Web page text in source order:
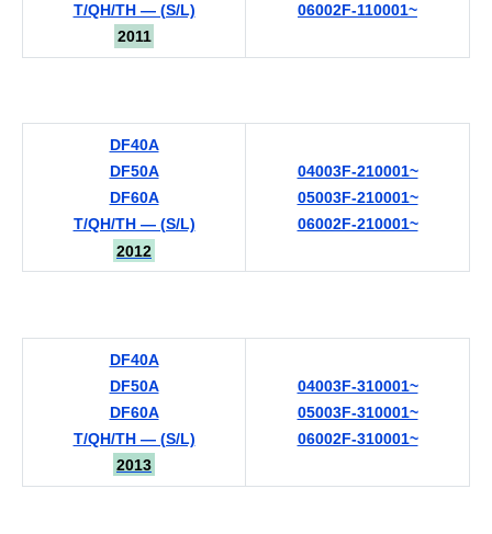
T/QH/TH — (S/L)
2011
06002F-110001~
DF40A
DF50A
DF60A
T/QH/TH — (S/L)
2012
04003F-210001~
05003F-210001~
06002F-210001~
DF40A
DF50A
DF60A
T/QH/TH — (S/L)
2013
04003F-310001~
05003F-310001~
06002F-310001~